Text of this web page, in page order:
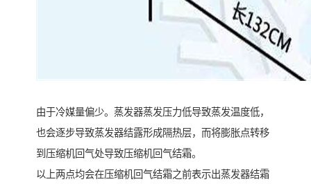
由于冷媒量偏少。蒸发器蒸发压力低导致蒸发温度低，
也会逐步导致蒸发器结露形成隔热层，而将膨胀点转移
到压缩机回气处导致压缩机回气结霜。
以上两点均会在压缩机回气结霜之前表示出蒸发器结霜